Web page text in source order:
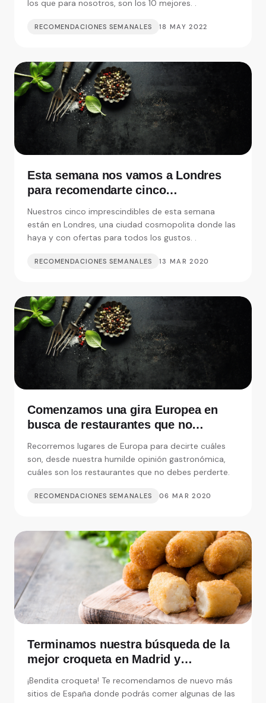
los que para nosotros, son los 10 mejores. .
RECOMENDACIONES SEMANALES 18 MAY 2022
Esta semana nos vamos a Londres
para recomendarte cinco
imprescindibles
Nuestros cinco imprescindibles de esta semana
están en Londres, una ciudad cosmopolita donde las
haya y con ofertas para todos los gustos. .
RECOMENDACIONES SEMANALES 13 MAR 2020
Comenzamos una gira Europea en
busca de restaurantes que no
Recorremos lugares de Europa para decirte cuáles
son, desde nuestra humilde opinión gastronómica,
cuáles son los restaurantes que no debes perderte.
RECOMENDACIONES SEMANALES 06 MAR 2020
Terminamos nuestra búsqueda de la
mejor croqueta en Madrid y
¡Bendita croqueta! Te recomendamos de nuevo más
sitios de España donde podrás comer algunas de las